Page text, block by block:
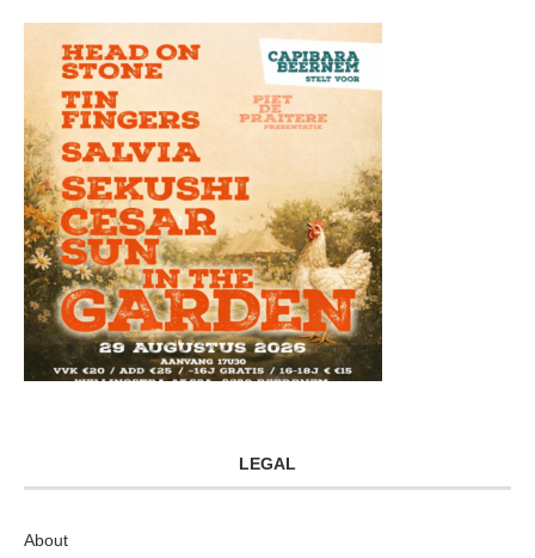
LEGAL
About